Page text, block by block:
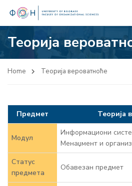
Теорија
Home Теорија вероватноће
Предмет Теорија
Модул
Информациони
Менаџмент и
Статус
предмета
Обавезан предмет